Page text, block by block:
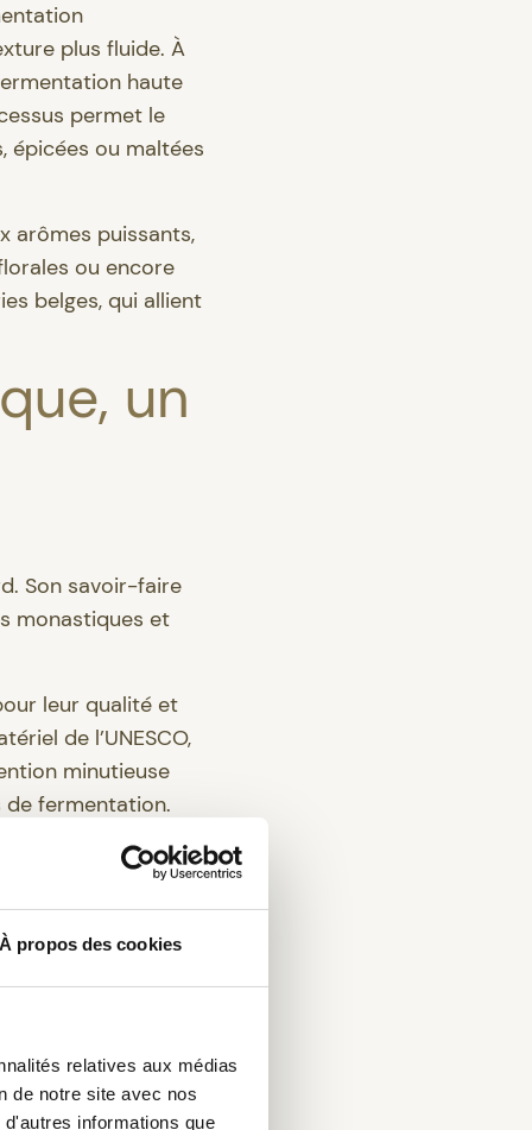
À propos des cookies
relatives aux médias
de notre site avec nos
informations que
plus fluide. À
haute
permet le
épicées ou maltées
arômes puissants,
ou encore
belges, qui allient
un
Son savoir-faire
monastiques et
leur qualité et
de l’UNESCO,
minutieuse
de fermentation.
bière
son approche
des épices
de ses houblons